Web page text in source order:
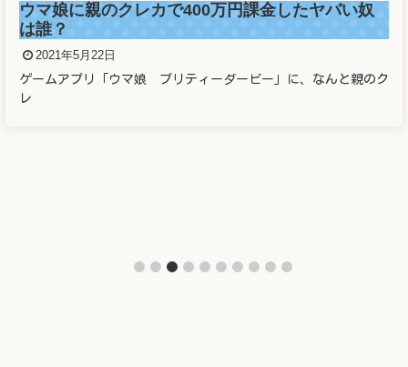
ウマ娘に親のクレカで400万円課金したヤバい奴
は誰？
2021年5月22日
ゲームアプリ「ウマ娘 プリティーダービー」に、なんと親のク
レ